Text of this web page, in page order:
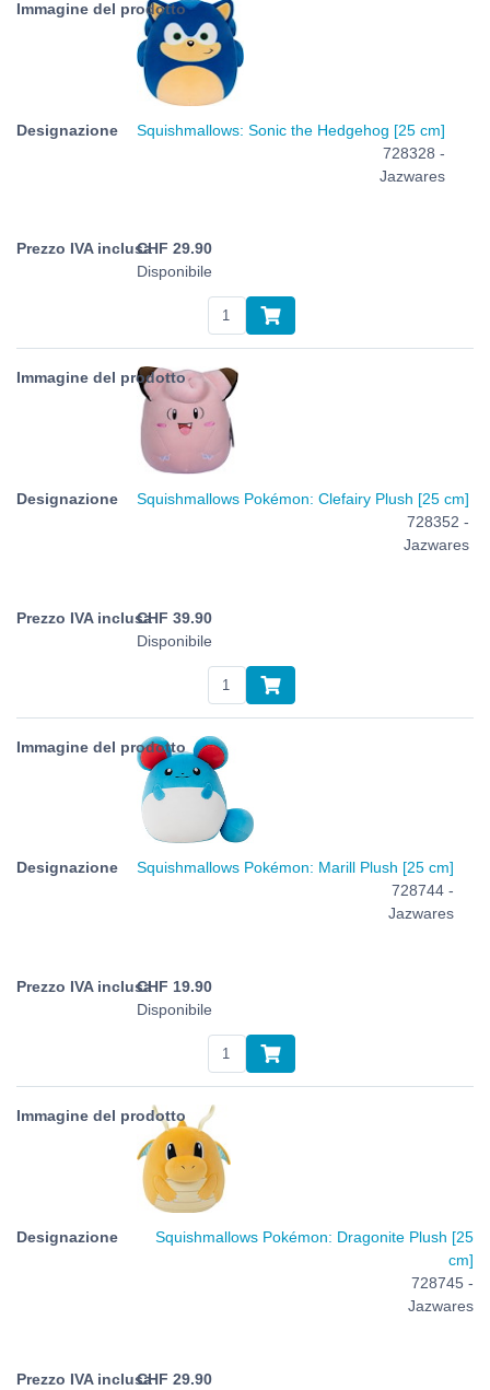
Squishmallows: Sonic the Hedgehog [25 cm]
728328 -
Jazwares
CHF 29.90
Disponibile
Squishmallows Pokémon: Clefairy Plush [25 cm]
728352 -
Jazwares
CHF 39.90
Disponibile
Squishmallows Pokémon: Marill Plush [25 cm]
728744 -
Jazwares
CHF 19.90
Disponibile
Squishmallows Pokémon: Dragonite Plush [25
cm]
728745 -
Jazwares
CHF 29.90